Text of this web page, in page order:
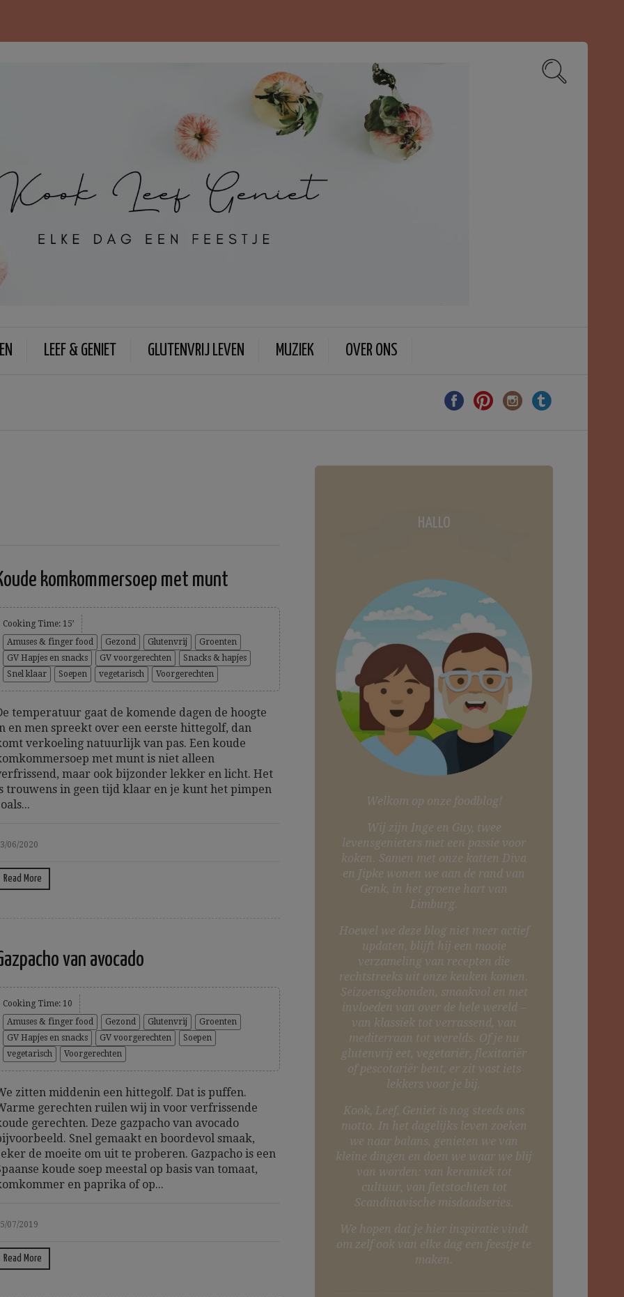
LEEF & GENIET GLUTENVRIJ LEVEN MUZIEK OVER ONS
komkommersoep met munt
Cooking Time: 15’
Amuses & finger food
Gezond Glutenvrij
Groenten
GV Hapjes en snacks
GV voorgerechten
Snacks & hapjes
Snel klaar
Soepen vegetarisch Voorgerechten
temperatuur gaat de komende dagen de hoogte
en men spreekt over een eerste hittegolf, dan
verkoeling natuurlijk van pas. Een koude
met munt is niet alleen
maar ook bijzonder lekker en licht. Het
trouwens in geen tijd klaar en je kunt het pimpen
06/2020
Read More
van avocado
Cooking Time: 10
Amuses & finger food
Gezond Glutenvrij
Groenten
GV Hapjes en snacks
GV voorgerechten
Soepen
vegetarisch
Voorgerechten
zitten middenin een hittegolf. Dat is puffen.
gerechten ruilen wij in voor verfrissende
gerechten. Deze gazpacho van avocado
Snel gemaakt en boordevol smaak,
de moeite om uit te proberen. Gazpacho is een
koude soep meestal op basis van tomaat,
en paprika of op...
07/2019
Read More
HALLO
Welkom op onze foodblog!
Wij zijn Inge en Guy, twee
levensgenieters met een passie voor
koken. Samen met onze katten Diva
en Jipke wonen we aan de rand van
Genk, in het groene hart van
Limburg.
Hoewel we deze blog niet meer actief
updaten, blijft hij een mooie
verzameling van recepten die
rechtstreeks uit onze keuken komen.
Seizoensgebonden, smaakvol en met
invloeden van over de hele wereld –
van klassiek tot verrassend, van
mediterraan tot werelds. Of je nu
glutenvrij eet, vegetariër, flexitariër
of pescotariër bent, er zit vast iets
lekkers voor je bij.
Kook, Leef, Geniet is nog steeds ons
motto. In het dagelijks leven zoeken
we naar balans, genieten we van
kleine dingen en doen we waar we blij
van worden: van keramiek tot
cultuur, van fietstochten tot
Scandinavische misdaadseries.
We hopen dat je hier inspiratie vindt
om zelf ook van elke dag een feestje te
maken.